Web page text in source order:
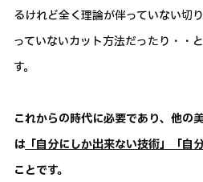
るけれど全く理論が伴っていない切
っていないカット方法だったり・・
す。
これからの時代に必要であり、他の
は「自分にしか出来ない技術」「自
ことです。